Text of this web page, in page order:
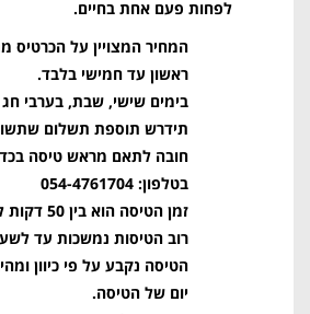
לפחות פעם אחת בחיים.
המחיר המצויין על הכרטיס
ראשון עד חמישי בלבד.
בימים שישי, שבת, בערבי חג
תידרש תוספת תשלום
חובה לתאם מראש טיסה
בטלפון: 054-4761704
זמן הטיסה
רוב הטיסות נמשכות עד
הטיסה נקבע על פי כיוון
יום של הטיסה.